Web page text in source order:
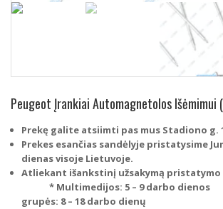
Peugeot Įrankiai Automagnetolos Išėmimui
Prekę galite atsiimti pas mus Stadiono g.
Prekes esančias sandėlyje pristatysime
dienas visoje Lietuvoje.
Atliekant išankstinį užsakymą pristatymo
* Multimedijos: 5 – 9 darbo dienos
grupės: 8 – 18 darbo dienų